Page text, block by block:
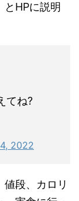
HPに説明
てね?
2022
段、カロリ